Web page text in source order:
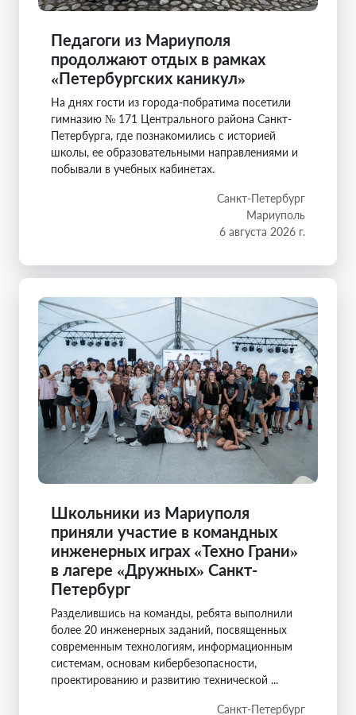
Педагоги из Мариуполя
продолжают отдых в рамках
«Петербургских каникул»
На днях гости из города-побратима посетили
гимназию № 171 Центрального района Санкт-
Петербурга, где познакомились с историей
школы, ее образовательными направлениями и
побывали в учебных кабинетах.
Санкт-Петербург
Мариуполь
6 августа 2026 г.
Школьники из Мариуполя
приняли участие в командных
инженерных играх «Техно Грани»
в лагере «Дружных» Санкт-
Петербург
Разделившись на команды, ребята выполнили
более 20 инженерных заданий, посвященных
современным технологиям, информационным
системам, основам кибербезопасности,
проектированию и развитию технической ...
Санкт-Петербург